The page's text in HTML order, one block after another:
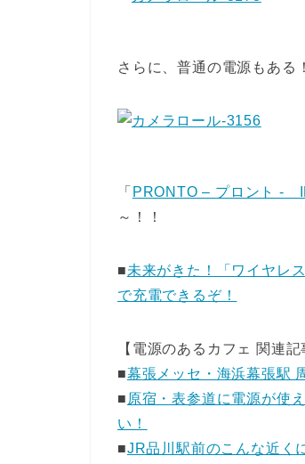
さらに、普通の電源もある
「 PRONTO – プロント -
～！！
■未来がきた！「ワイヤレ
で充電できるぞ！
【電源のあるカフェ 関連記
■幕張メッセ・海浜幕張駅
■ 原宿・表参道に電源が使
い！
■JR品川駅前のこんな近く